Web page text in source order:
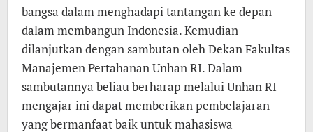
bangsa dalam menghadapi tantangan ke depan
dalam membangun Indonesia. Kemudian
dilanjutkan dengan sambutan oleh Dekan Fakultas
Manajemen Pertahanan Unhan RI. Dalam
sambutannya beliau berharap melalui Unhan RI
mengajar ini dapat memberikan pembelajaran
yang bermanfaat baik untuk mahasiswa